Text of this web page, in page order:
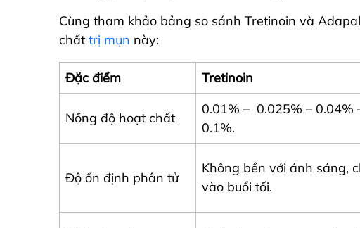
Cùng tham khảo bảng so sánh Tretinoin và
chất trị mụn này:
Đặc điểm Tretinoin
Nồng độ hoạt chất
0.01% – 0.025% – 0.04%
0.1%.
Độ ổn định phân tử
Không bền với ánh sáng,
vào buổi tối.